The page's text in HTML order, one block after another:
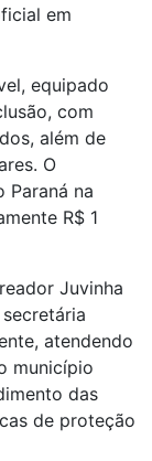
em
equipado
com
além de
O
Paraná na
R$ 1
Juvinha
atendendo
município
das
de proteção